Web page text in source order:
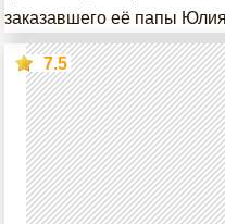
заказавшего её папы
7.5